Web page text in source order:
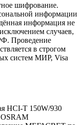
шифрование.
информации
информация не
случаев,
Проведение
в строгом
систем МИР, Visa
HCI-T 150W/930
OSRAM